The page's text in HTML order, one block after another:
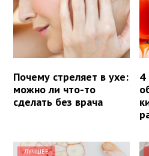
Почему стреляет в ухе:
можно ли что-то
сделать без врача
4
ЛУЧШЕЕ